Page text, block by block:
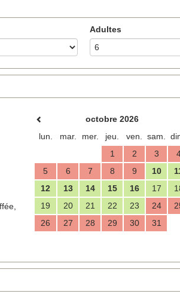
Adultes
octobre 2026
lun.
mar. mer. jeu. ven. sam.
1
2 3
5
6 7 8 9 10
12
13 14 15 16 17
19
20 21 22 23 24
26
27 28 29 30 31